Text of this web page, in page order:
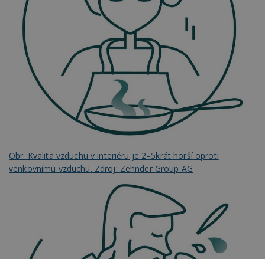
Obr. Kvalita vzduchu v interiéru je 2–5krát horší oproti
venkovnímu vzduchu. Zdroj: Zehnder Group AG